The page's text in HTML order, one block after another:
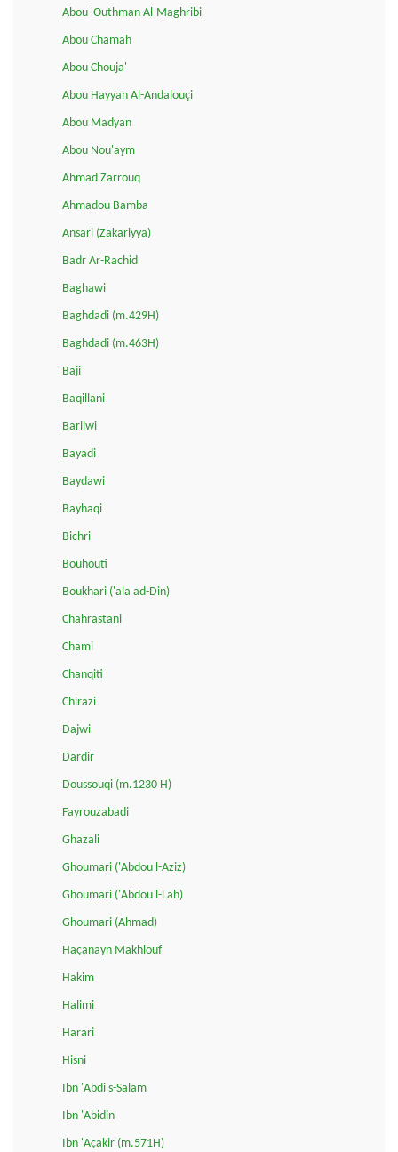
Abou 'Outhman Al-Maghribi
Abou Chamah
Abou Chouja'
Abou Hayyan Al-Andalouçi
Abou Madyan
Abou Nou'aym
Ahmad Zarrouq
Ahmadou Bamba
Ansari (Zakariyya)
Badr Ar-Rachid
Baghawi
Baghdadi (m.429H)
Baghdadi (m.463H)
Baji
Baqillani
Barilwi
Bayadi
Baydawi
Bayhaqi
Bichri
Bouhouti
Boukhari ('ala ad-Din)
Chahrastani
Chami
Chanqiti
Chirazi
Dajwi
Dardir
Doussouqi (m.1230 H)
Fayrouzabadi
Ghazali
Ghoumari ('Abdou l-Aziz)
Ghoumari ('Abdou l-Lah)
Ghoumari (Ahmad)
Haçanayn Makhlouf
Hakim
Halimi
Harari
Hisni
Ibn 'Abdi s-Salam
Ibn 'Abidin
Ibn 'Açakir (m.571H)